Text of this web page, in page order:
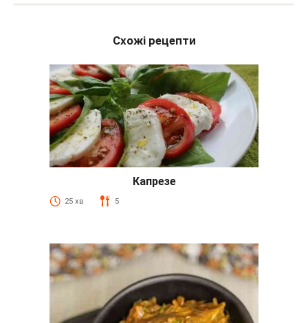
Схожі рецепти
Капрезе
25 хв 5